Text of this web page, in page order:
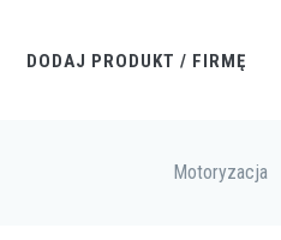
DODAJ PRODUKT / FIRMĘ
Motoryzacja